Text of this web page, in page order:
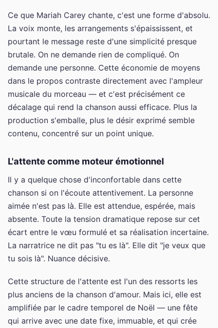
Ce que Mariah Carey chante, c'est une forme d'absolu.
La voix monte, les arrangements s'épaississent, et
pourtant le message reste d'une simplicité presque
brutale. On ne demande rien de compliqué. On
demande une personne. Cette économie de moyens
dans le propos contraste directement avec l'ampleur
musicale du morceau — et c'est précisément ce
décalage qui rend la chanson aussi efficace. Plus la
production s'emballe, plus le désir exprimé semble
contenu, concentré sur un point unique.
L'attente comme moteur émotionnel
Il y a quelque chose d'inconfortable dans cette
chanson si on l'écoute attentivement. La personne
aimée n'est pas là. Elle est attendue, espérée, mais
absente. Toute la tension dramatique repose sur cet
écart entre le vœu formulé et sa réalisation incertaine.
La narratrice ne dit pas "tu es là". Elle dit "je veux que
tu sois là". Nuance décisive.
Cette structure de l'attente est l'un des ressorts les
plus anciens de la chanson d'amour. Mais ici, elle est
amplifiée par le cadre temporel de Noël — une fête
qui arrive avec une date fixe, immuable, et qui crée